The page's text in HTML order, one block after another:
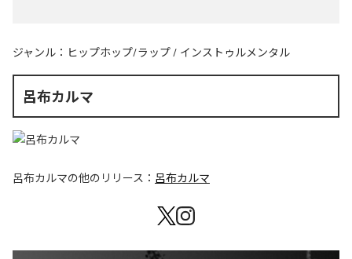
ジャンル： ヒップホップ/ラップ / インストゥルメンタル
呂布カルマ
呂布カルマの他のリリース： 呂布カルマ